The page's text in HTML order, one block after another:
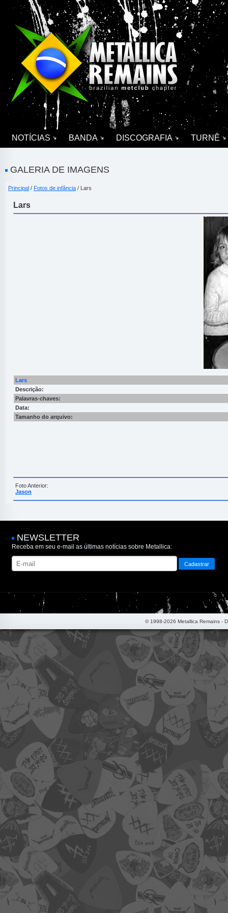
NOTÍCIAS BANDA DISCOGRAFIA TURNÊ
GALERIA DE IMAGENS
Principal / Fotos de infância / Lars
Lars
Lars
Descrição:
Palavras-chaves:
Data:
Tamanho do arquivo:
Foto Anterior:
Jason
NEWSLETTER
Receba em seu e-mail as últimas notícias sobre Metallica:
© 1998-2026 Metallica Remains -